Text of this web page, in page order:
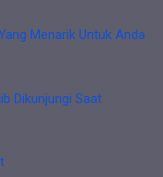
Menarik Untuk Anda
Dikunjungi Saat